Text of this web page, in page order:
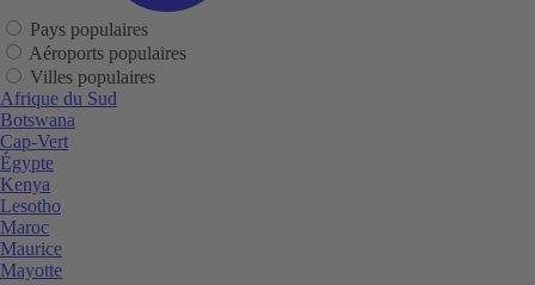
Pays populaires
Aéroports populaires
Villes populaires
Afrique du Sud
Botswana
Cap-Vert
Égypte
Kenya
Lesotho
Maroc
Maurice
Mayotte